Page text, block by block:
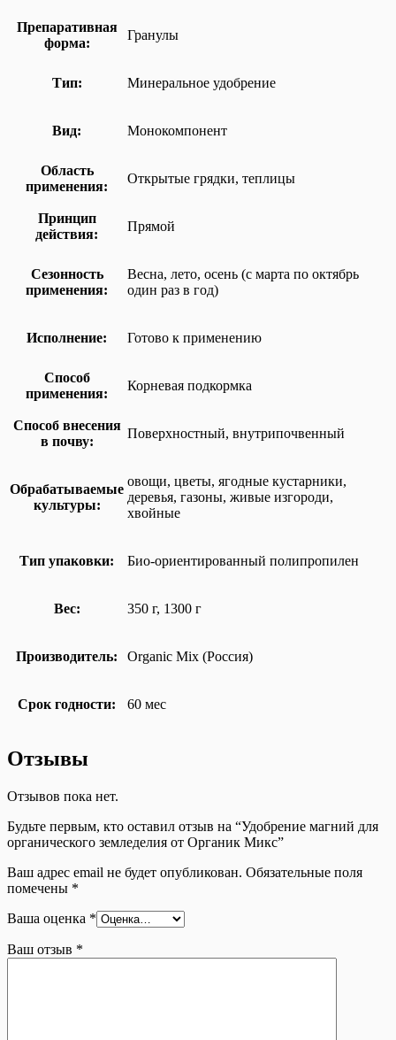
Препаративная
форма:
Гранулы
Тип: Минеральное удобрение
Вид: Монокомпонент
Область
применения:
Открытые грядки, теплицы
Принцип
действия:
Прямой
Сезонность
применения:
Весна, лето, осень (с марта по октябрь
один раз в год)
Исполнение: Готово к применению
Способ
применения:
Корневая подкормка
Способ внесения
в почву:
Поверхностный, внутрипочвенный
Обрабатываемые
культуры:
овощи, цветы, ягодные кустарники,
деревья, газоны, живые изгороди,
хвойные
Тип упаковки: Био-ориентированный полипропилен
Вес: 350 г, 1300 г
Производитель: Organic Mix (Россия)
Срок годности: 60 мес
Отзывы
Отзывов пока нет.
Будьте первым, кто оставил отзыв на “Удобрение магний для
органического земледелия от Органик Микс”
Ваш адрес email не будет опубликован. Обязательные поля
помечены *
Ваша оценка *
Ваш отзыв *